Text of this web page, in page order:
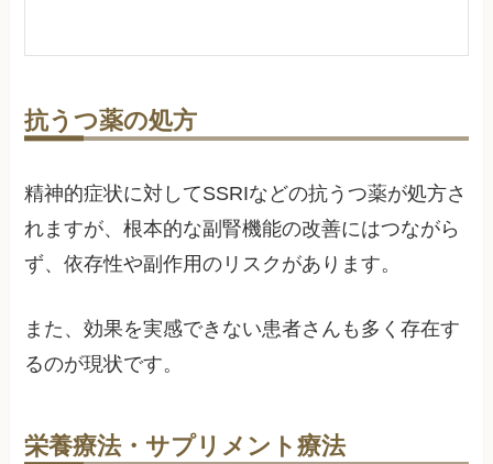
抗うつ薬の処方
精神的症状に対してSSRIなどの抗うつ薬が処方さ
れますが、根本的な副腎機能の改善にはつながら
ず、依存性や副作用のリスクがあります。
また、効果を実感できない患者さんも多く存在す
るのが現状です。
栄養療法・サプリメント療法